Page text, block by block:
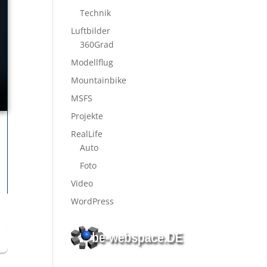
Technik
Luftbilder
360Grad
Modellflug
Mountainbike
MSFS
Projekte
RealLife
Auto
Foto
Video
WordPress